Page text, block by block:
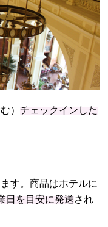
） チェックインした
す。商品はホテルに
日を目安に発送され